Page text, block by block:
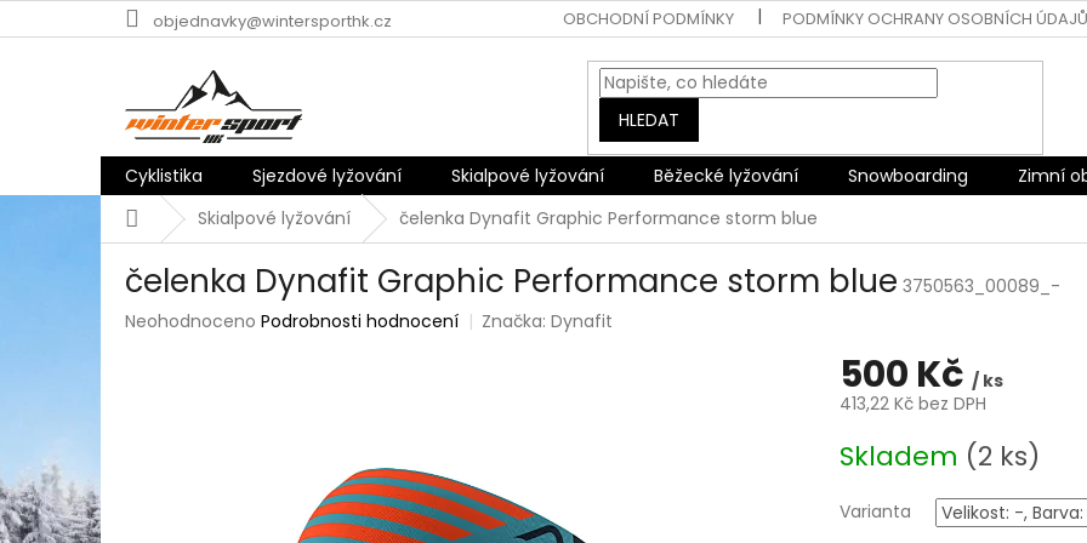
na
objednavky@wintersporthk.cz OBCHODNÍ PODMÍNKY PODMÍNKY OCHRANY OSOBNÍCH ÚDAJŮ
HLEDAT
Cyklistika Sjezdové lyžování Skialpové lyžování Běžecké lyžování Snowboarding Zimní
DomůSkialpové lyžování čelenka Dynafit Graphic Performance storm blue
čelenka Dynafit Graphic Performance storm blue 3750563_00089_-
Průměrné
Neohodnoceno Podrobnosti hodnocení Značka:Dynafit
500 Kč / ks
413,22 Kč bez DPH
cena:
Skladem (2 ks)
Varianta